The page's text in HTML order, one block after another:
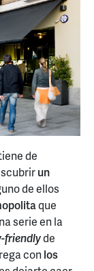
de
un
de ellos
que
serie en la
friendlyde
conlos